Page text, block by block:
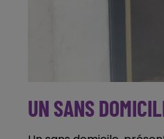
UN SANS